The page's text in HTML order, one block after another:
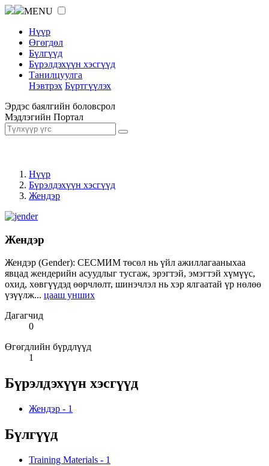
MENU
Нүүр
Өгөгдөл
Бүлгүүд
Бүрэлдэхүүн хэсгүүд
Танилцуулга
Нэвтрэх Бүртгүүлэх
Эрдэс баялгийн боловсрол
Мэдлэгийн Портал
Нүүр
Бүрэлдэхүүн хэсгүүд
Жендэр
Жендэр
Жендэр (Gender): СЕСМИМ төсөл нь үйл ажиллагааныхаа
явцад жендерийн асуудлыг тусгаж, эрэгтэй, эмэгтэй хүмүүс,
охид, хөвгүүдэд өөрчлөлт, шинэчлэл нь хэр ялгаатай үр нөлөө
үзүүлж... цааш унших
Дагагчид
0
Өгөгдлийн бүрдлүүд
1
Бүрэлдэхүүн хэсгүүд
Жендэр - 1
Бүлгүүд
Training Materials - 1